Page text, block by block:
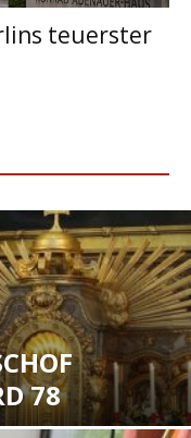
teuerster
78